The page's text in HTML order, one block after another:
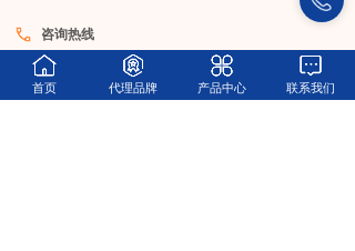
咨询热线
18019201696/18917639396(同微信)
电话
021-52966696
首页 代理品牌 产品中心 联系我们